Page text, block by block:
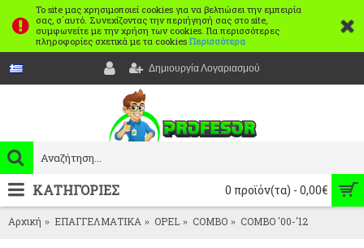
Το site μας χρησιμοποιεί cookies για να βελτιώσει την εμπειρία
σας, σ΄αυτό. Συνεχίζοντας την περιήγησή σας στο site,
συμφωνείτε με την χρήση των cookies. Για περισσότερες
πληροφορίες σχετικά με τα cookies Περισσότερα
Δημιουργία Λογαριασμού
0 προϊόν(τα) - 0,00€
ΚΑΤΗΓΟΡΙΕΣ
Αρχική ΕΠΑΓΓΕΛΜΑΤΙΚΑ OPEL COMBO COMBO '00-'12